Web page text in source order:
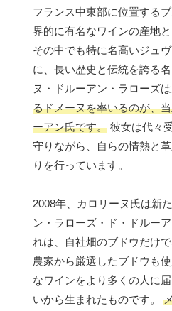
フランス中東部に位置する
界的に有名なワインの産地
その中でも特に名高いジュ
に、長い歴史と伝統を誇る
ヌ・ドルーアン・ラローズ
るドメーヌを率いるのが、
ーアン氏です。 彼女は代々
守りながら、自らの情熱と
りを行っています。
2008年、カロリーヌ氏は新
ン・ラローズ・ド・ドルー
れは、自社畑のブドウだけ
農家から厳選したブドウも
なワインをより多くの人に
いから生まれたものです。